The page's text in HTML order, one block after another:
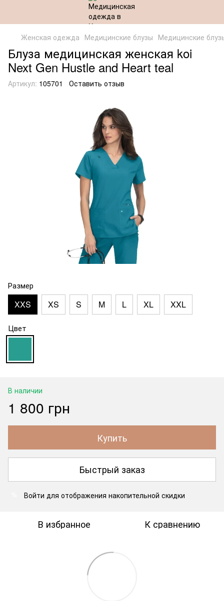
Женская одежда Медицинские блузы Медицинские
Блуза медицинская женская koi
Next Gen Hustle and Heart teal
Артикул: 105701 Оставить отзыв
Размер
XXS XS S M L XL XXL
Цвет
В наличии
1 800 грн
Купить
Быстрый заказ
Войти для отображения накопительной скидки
В избранное К сравнению